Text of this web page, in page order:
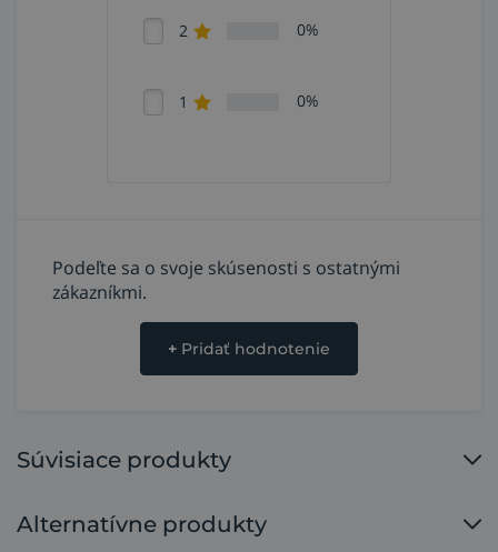
2 0%
1 0%
Podeľte sa o svoje skúsenosti s ostatnými
zákazníkmi.
+ Pridať hodnotenie
Súvisiace produkty
Alternatívne produkty